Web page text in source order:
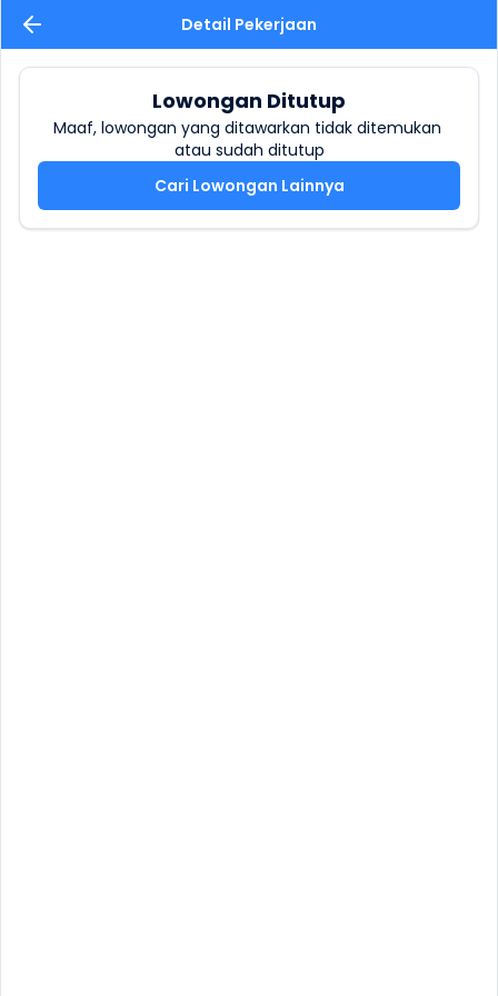
Detail Pekerjaan
Lowongan Ditutup
Maaf, lowongan yang ditawarkan tidak ditemukan
atau sudah ditutup
Cari Lowongan Lainnya